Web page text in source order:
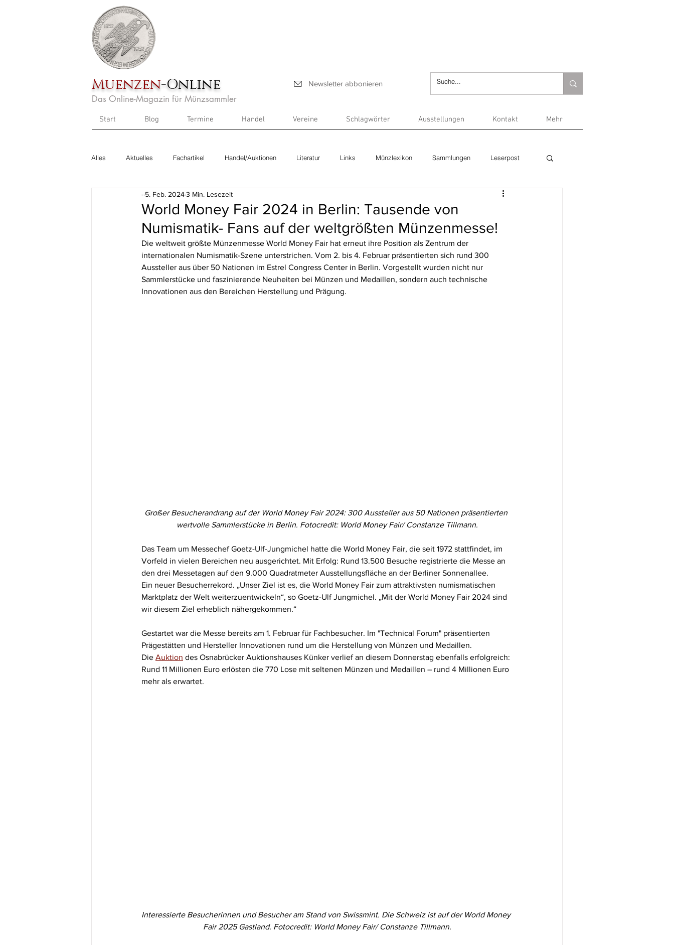
Muenzen-Online Newsletter abbonieren
Das Online-Magazin für Münzsammler
Start Blog Termine Handel Vereine Schlagwörter Ausstellungen Kontakt Mehr
Alles Aktuelles Fachartikel Handel/Auktionen Literatur Links Münzlexikon Sammlungen Leserpost
World Money Fair 2024 in Berlin: Tausende von
Numismatik- Fans auf der weltgrößten Münzenmesse!
- 5. Feb. 20243 Min. Lesezeit
Die weltweit größte Münzenmesse World Money Fair hat erneut ihre Position als Zentrum der
internationalen Numismatik-Szene unterstrichen. Vom 2. bis 4. Februar präsentierten sich rund 300
Aussteller aus über 50 Nationen im Estrel Congress Center in Berlin. Vorgestellt wurden nicht nur
Sammlerstücke und faszinierende Neuheiten bei Münzen und Medaillen, sondern auch technische
Innovationen aus den Bereichen Herstellung und Prägung.
Großer Besucherandrang auf der World Money Fair 2024: 300 Aussteller aus 50 Nationen präsentierten
wertvolle Sammlerstücke in Berlin. Fotocredit: World Money Fair/ Constanze Tillmann.
Das Team um Messechef Goetz-Ulf-Jungmichel hatte die World Money Fair, die seit 1972 stattfindet, im
Vorfeld in vielen Bereichen neu ausgerichtet. Mit Erfolg: Rund 13.500 Besuche registrierte die Messe an
den drei Messetagen auf den 9.000 Quadratmeter Ausstellungsfläche an der Berliner Sonnenallee.
Ein neuer Besucherrekord. „Unser Ziel ist es, die World Money Fair zum attraktivsten numismatischen
Marktplatz der Welt weiterzuentwickeln“, so Goetz-Ulf Jungmichel. „Mit der World Money Fair 2024 sind
wir diesem Ziel erheblich nähergekommen.“
Gestartet war die Messe bereits am 1. Februar für Fachbesucher. Im "Technical Forum" präsentierten
Prägestätten und Hersteller Innovationen rund um die Herstellung von Münzen und Medaillen.
Die Auktion des Osnabrücker Auktionshauses Künker verlief an diesem Donnerstag ebenfalls erfolgreich:
Rund 11 Millionen Euro erlösten die 770 Lose mit seltenen Münzen und Medaillen – rund 4 Millionen Euro
mehr als erwartet.
Interessierte Besucherinnen und Besucher am Stand von Swissmint. Die Schweiz ist auf der World Money
Fair 2025 Gastland. Fotocredit: World Money Fair/ Constanze Tillmann.